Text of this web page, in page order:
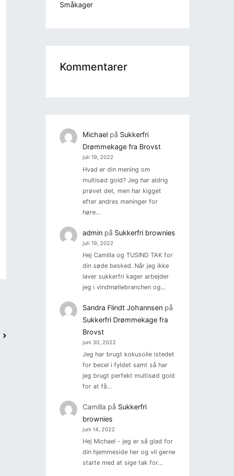
Småkager
Kommentarer
Michaelpå Sukkerfri
Drømmekage fra Brovst
juli 19, 2022
Hvad er din mening om
multisød gold? Jeg har aldrig
prøvet det, men har kigget
efter andres meninger for
høre…
adminpå Sukkerfri brownies
juli 19, 2022
Hej Camilla og TUSIND TAK for
din søde besked. Når jeg ikke
laver sukkerfri kager arbejder
jeg i vindmøllebranchen og…
Sandra Flindt Johannsenpå
Sukkerfri Drømmekage fra
Brovst
juni 30, 2022
Jeg har brugt kokusolie istedet
for becel i fyldet samt så har
jeg brugt perfekt multisød gold
for at få…
Camilla på Sukkerfri
brownies
juni 14, 2022
Hej Michael - jeg er så glad for
din hjemmeside her og vil gerne
starte med at sige tak for…